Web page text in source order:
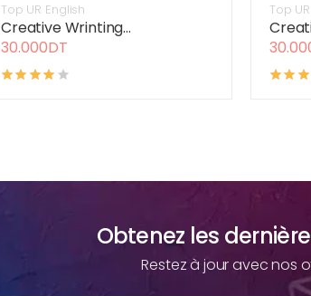
Top UR English
Creative Wrinting...
30.000DT
Top
Obtenez les
Restez à jour avec nos